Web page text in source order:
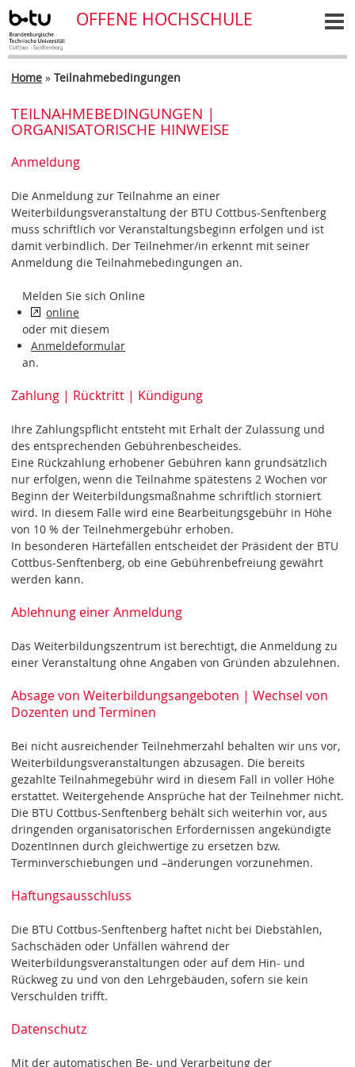
OFFENE HOCHSCHULE
Home » Teilnahmebedingungen
TEILNAHMEBEDINGUNGEN |
ORGANISATORISCHE HINWEISE
Anmeldung
Die Anmeldung zur Teilnahme an einer
Weiterbildungsveranstaltung der BTU Cottbus-Senftenberg
muss schriftlich vor Veranstaltungsbeginn erfolgen und ist
damit verbindlich. Der Teilnehmer/in erkennt mit seiner
Anmeldung die Teilnahmebedingungen an.
Melden Sie sich Online
online
oder mit diesem
Anmeldeformular
an.
Zahlung | Rücktritt | Kündigung
Ihre Zahlungspflicht entsteht mit Erhalt der Zulassung und
des entsprechenden Gebührenbescheides.
Eine Rückzahlung erhobener Gebühren kann grundsätzlich
nur erfolgen, wenn die Teilnahme spätestens 2 Wochen vor
Beginn der Weiterbildungsmaßnahme schriftlich storniert
wird. In diesem Falle wird eine Bearbeitungsgebühr in Höhe
von 10 % der Teilnehmergebühr erhoben.
In besonderen Härtefällen entscheidet der Präsident der BTU
Cottbus-Senftenberg, ob eine Gebührenbefreiung gewährt
werden kann.
Ablehnung einer Anmeldung
Das Weiterbildungszentrum ist berechtigt, die Anmeldung zu
einer Veranstaltung ohne Angaben von Gründen abzulehnen.
Absage von Weiterbildungsangeboten | Wechsel von
Dozenten und Terminen
Bei nicht ausreichender Teilnehmerzahl behalten wir uns vor,
Weiterbildungsveranstaltungen abzusagen. Die bereits
gezahlte Teilnahmegebühr wird in diesem Fall in voller Höhe
erstattet. Weitergehende Ansprüche hat der Teilnehmer nicht.
Die BTU Cottbus-Senftenberg behält sich weiterhin vor, aus
dringenden organisatorischen Erfordernissen angekündigte
DozentInnen durch gleichwertige zu ersetzen bzw.
Terminverschiebungen und –änderungen vorzunehmen.
Haftungsausschluss
Die BTU Cottbus-Senftenberg haftet nicht bei Diebstählen,
Sachschäden oder Unfällen während der
Weiterbildungsveranstaltungen oder auf dem Hin- und
Rückweg zu und von den Lehrgebäuden, sofern sie kein
Verschulden trifft.
Datenschutz
Mit der automatischen Be- und Verarbeitung der